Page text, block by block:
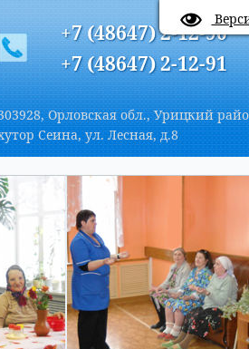
Цветовая схема: A A
+7 (48647) 2-12-90
+7 (48647) 2-12-91
Орловская обл., Урицкий
Сеина, ул. Лесная, д.8